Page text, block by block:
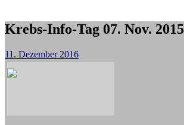
Krebs-Info-Tag 07. Nov. 2015
11. Dezember 2016